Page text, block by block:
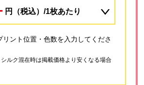
- 円（税込）/1枚あたり
ント位置・色数を入力してくださ
ルク混在時は掲載価格より安くなる場合